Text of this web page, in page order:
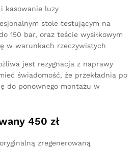
kasowanie luzy
stole testującym na
150 bar, oraz teście wysiłkowym
w warunkach rzeczywistych
jest rezygnacja z naprawy
świadomość, że przekładnia po
do ponownego montażu w
450 zł
zregenerowaną